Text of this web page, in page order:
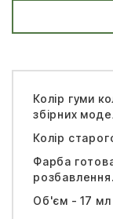
Колір гуми
збірних
Колір
Фарба
розбавлення.
Об'єм - 17 мл